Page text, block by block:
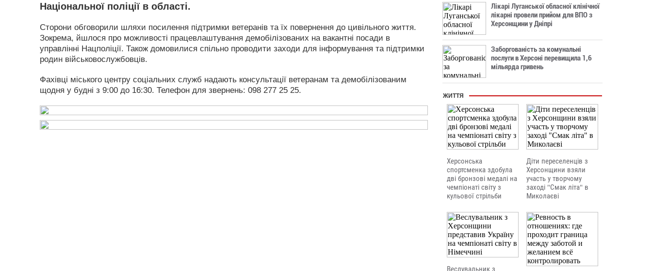
Національної поліції в області.
Сторони обговорили шляхи посилення підтримки ветеранів та їх повернення до цивільного життя.
Зокрема, йшлося про можливості працевлаштування демобілізованих на вакантні посади в
управлінні Нацполіції. Також домовилися спільно проводити заходи для інформування та підтримки
родин військовослужбовців.
Фахівці міського центру соціальних служб надають консультації ветеранам та демобілізованим
щодня у будні з 9:00 до 16:30. Телефон для звернень: 098 277 25 25.
Лікарі Луганської обласної клінічної
лікарні провели прийом для ВПО з
Херсонщини у Дніпрі
Заборгованість за комунальні
послуги в Херсоні перевищила 1,6
мільярда гривень
ЖИТТЯ
Херсонська
спортсменка здобула
дві бронзові медалі на
чемпіонаті світу з
кульової стрільби
Діти переселенців з
Херсонщини взяли
участь у творчому
заході "Смак літа" в
Миколаєві
Веслувальник з